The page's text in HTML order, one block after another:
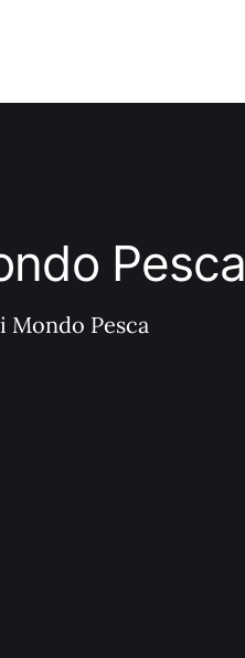
Pesca
Pesca